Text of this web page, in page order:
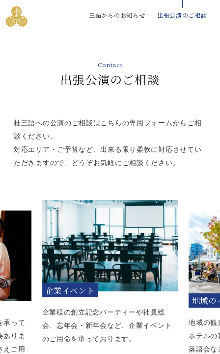
三語からのお知らせ 出張公演のご相談
Contact
出張公演のご相談
桂三語への公演のご相談はこちらの専用フォームからご相
談ください。
対応エリア・ご予算など、出来る限り柔軟に対応させてい
ただきますので、どうぞお気軽にご相談ください。
承って
ありま
えご用
企業イベント
企業様の創立記念パーティーや社員総
会、忘年会・新年会など、企業イベント
のご用命を承っております。
地域の
地域の観
ホテル
落語会な